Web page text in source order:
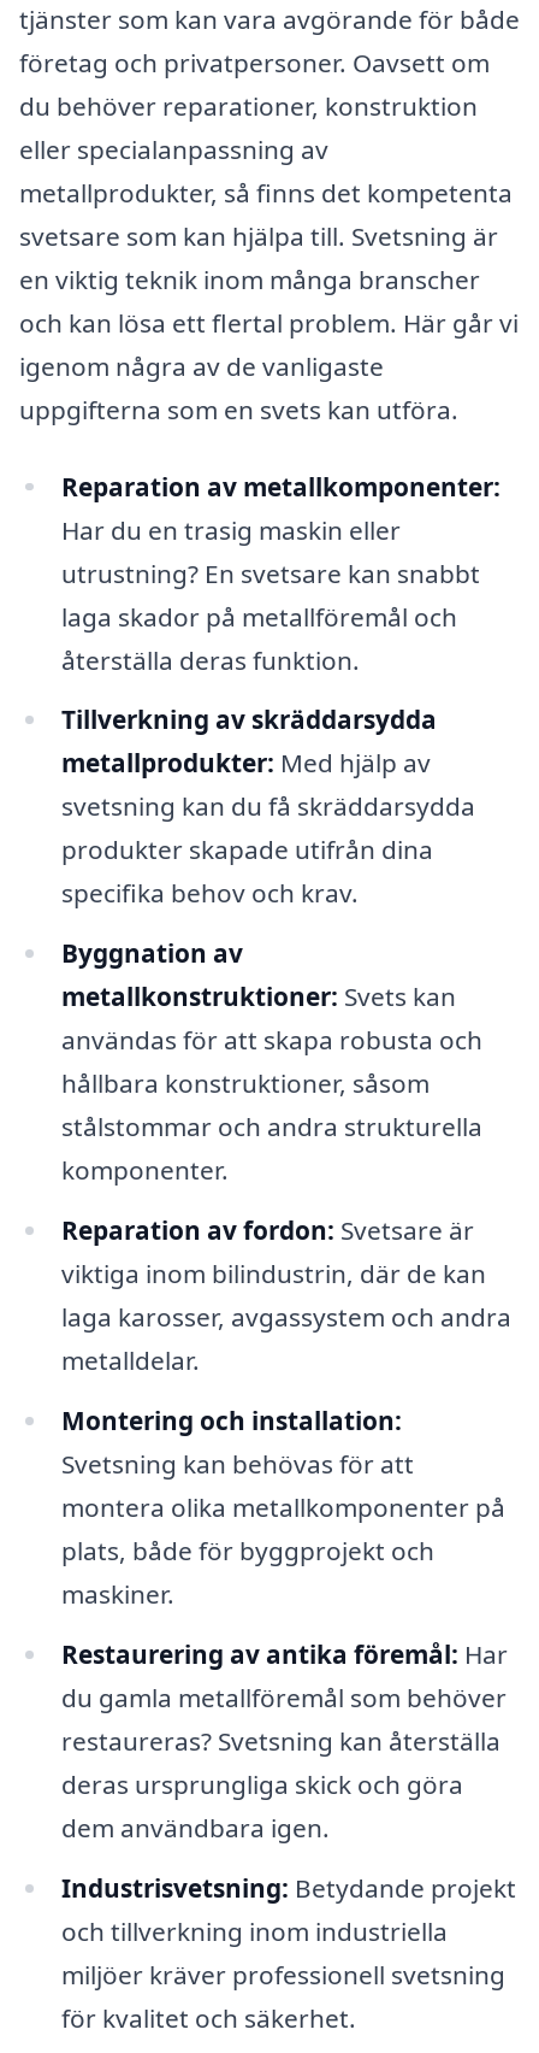
tjänster som kan vara avgörande för både
företag och privatpersoner. Oavsett om
du behöver reparationer, konstruktion
eller specialanpassning av
metallprodukter, så finns det kompetenta
svetsare som kan hjälpa till. Svetsning är
en viktig teknik inom många branscher
och kan lösa ett flertal problem. Här går vi
igenom några av de vanligaste
uppgifterna som en svets kan utföra.
Reparation av metallkomponenter:
Har du en trasig maskin eller
utrustning? En svetsare kan snabbt
laga skador på metallföremål och
återställa deras funktion.
Tillverkning av skräddarsydda
metallprodukter: Med hjälp av
svetsning kan du få skräddarsydda
produkter skapade utifrån dina
specifika behov och krav.
Byggnation av
metallkonstruktioner: Svets kan
användas för att skapa robusta och
hållbara konstruktioner, såsom
stålstommar och andra strukturella
komponenter.
Reparation av fordon: Svetsare är
viktiga inom bilindustrin, där de kan
laga karosser, avgassystem och andra
metalldelar.
Montering och installation:
Svetsning kan behövas för att
montera olika metallkomponenter på
plats, både för byggprojekt och
maskiner.
Restaurering av antika föremål: Har
du gamla metallföremål som behöver
restaureras? Svetsning kan återställa
deras ursprungliga skick och göra
dem användbara igen.
Industrisvetsning: Betydande projekt
och tillverkning inom industriella
miljöer kräver professionell svetsning
för kvalitet och säkerhet.